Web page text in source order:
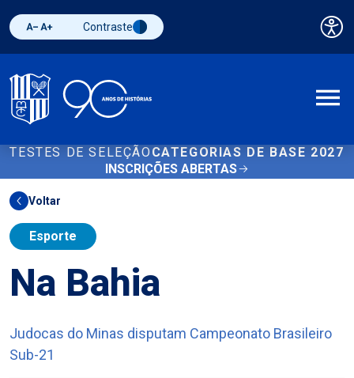
Diminuir fonte
Aumentar fonteAlternar contraste
Contraste
TESTES DE SELEÇÃO CATEGORIAS DE BASE 2027
INSCRIÇÕES ABERTAS
Voltar
Esporte
Na Bahia
Judocas do Minas disputam Campeonato Brasileiro
Sub-21